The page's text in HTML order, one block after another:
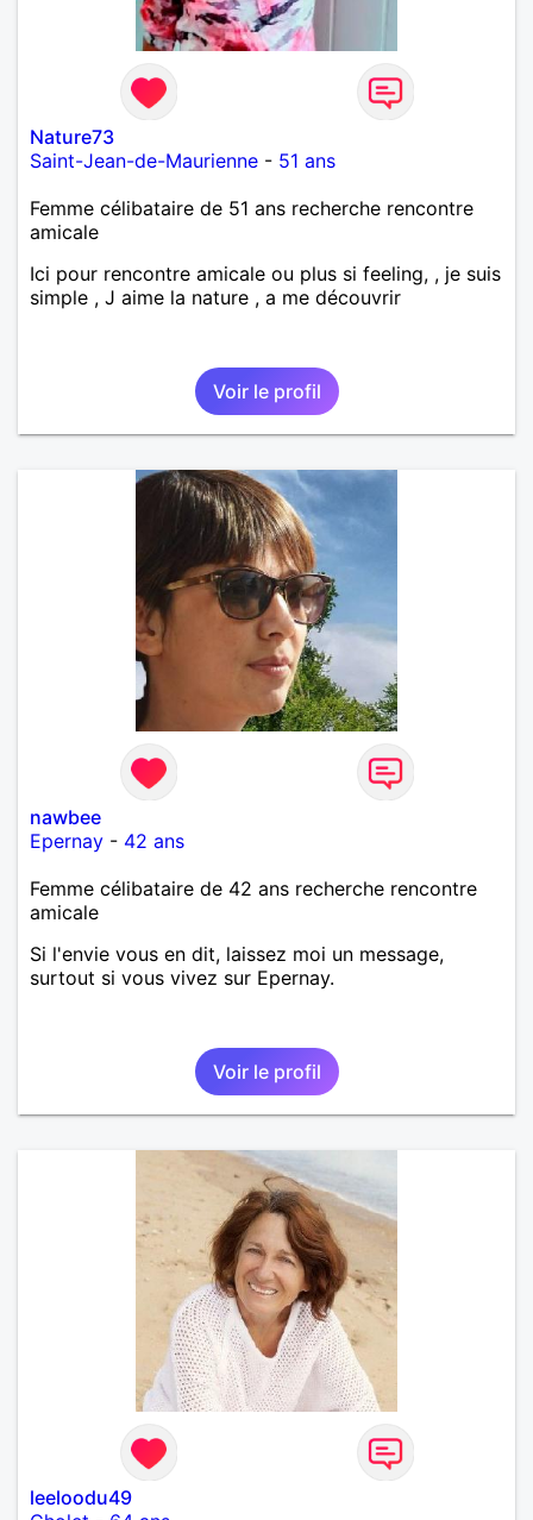
Nature73
Saint-Jean-de-Maurienne - 51 ans
Femme célibataire de 51 ans recherche rencontre
amicale
Ici pour rencontre amicale ou plus si feeling, , je suis
simple , J aime la nature , a me découvrir
Voir le profil
nawbee
Epernay - 42 ans
Femme célibataire de 42 ans recherche rencontre
amicale
Si l'envie vous en dit, laissez moi un message,
surtout si vous vivez sur Epernay.
Voir le profil
leeloodu49